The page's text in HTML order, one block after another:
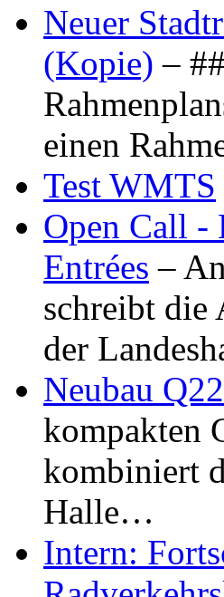
Neuer
(Kopie) –
einen
Test WMTS
Open Call -
Entrées –
schreibt die
der
Neubau
kompakten
kombiniert
Halle…
Intern: